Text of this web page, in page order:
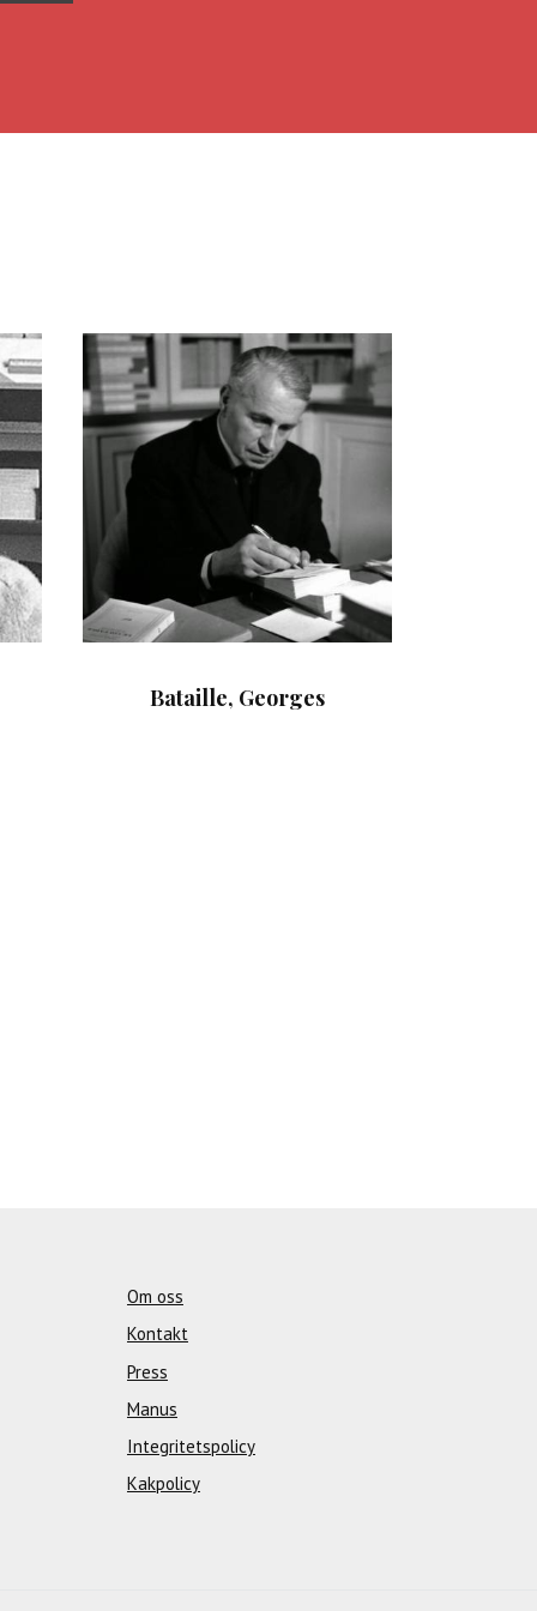
Bataille, Georges
Om oss
Kontakt
Press
Manus
Integritetspolicy
Kakpolicy